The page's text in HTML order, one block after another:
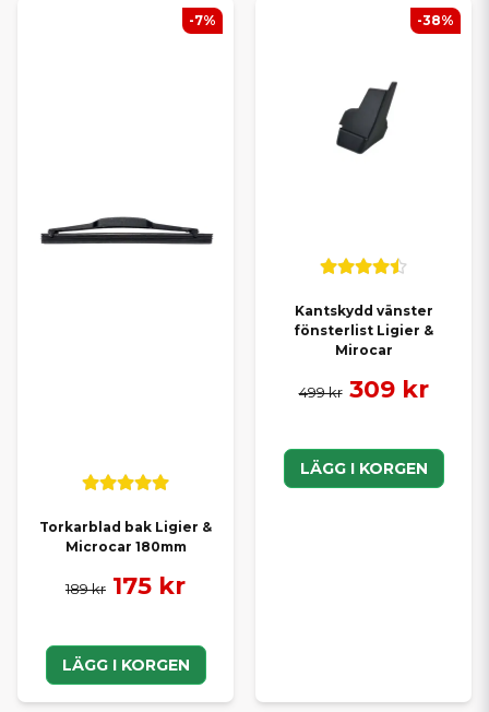
Torkarblad bak Ligier &
Microcar 180mm
189 kr 175 kr
LÄGG I KORGEN
-7%
Kantskydd vänster
fönsterlist Ligier &
Mirocar
499 kr 309 kr
LÄGG I KORGEN
-38%